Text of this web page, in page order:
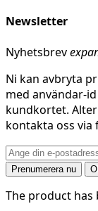
Newsletter
Nyhetsbrev
Ni kan avbryta
med användar-
kundkortet.
kontakta oss
The product has